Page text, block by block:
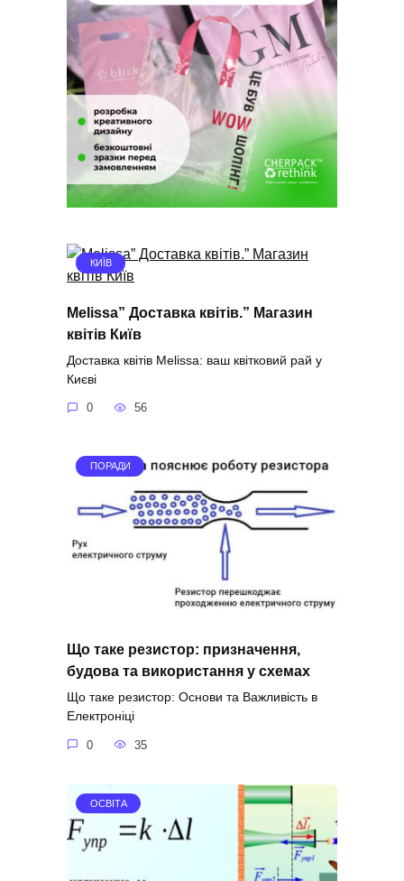
КИЇВ
Melissa” Доставка квітів.” Магазин
квітів Київ
Доставка квітів Melissa: ваш квітковий рай у
Києві
0 56
ПОРАДИ
Що таке резистор: призначення,
будова та використання у схемах
Що таке резистор: Основи та Важливість в
Електроніці
0 35
ОСВІТА